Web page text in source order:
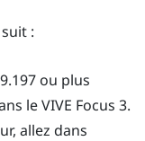
:
ou plus
leVIVE Focus 3.
allez dans